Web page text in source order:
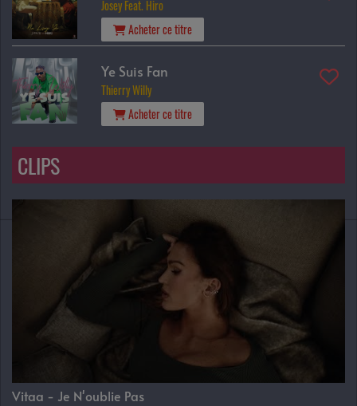
Josey Feat. Hiro
Acheter ce titre
Ye Suis Fan
Thierry Willy
Acheter ce titre
CLIPS
Vitaa - Je N'oublie Pas